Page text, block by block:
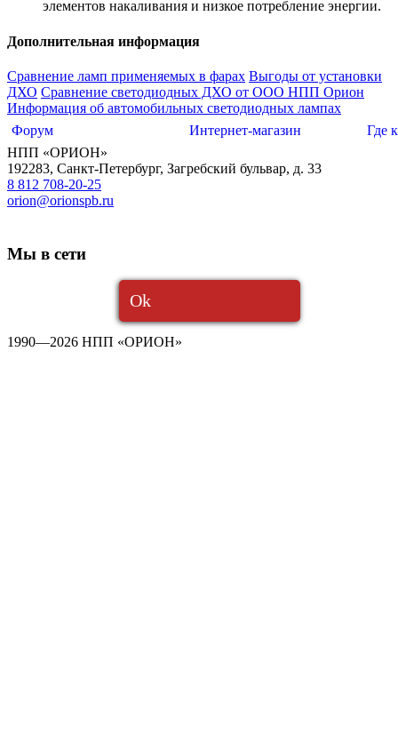
элементов накаливания и низкое потребление энергии.
Дополнительная информация
Сравнение ламп применяемых в фарах Выгоды от установки
ДХО Сравнение светодиодных ДХО от ООО НПП Орион
Информация об автомобильных светодиодных лампах
Форум
Интернет-магазин
Где
НПП «ОРИОН»
192283, Санкт-Петербург, Загребский бульвар, д. 33
8 812 708-20-25
orion@orionspb.ru
Мы в сети
1990—2026 НПП «ОРИОН»
Ok